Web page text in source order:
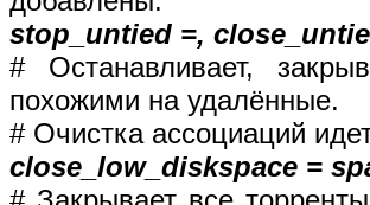
stop_untied =,
# Останавливает,
похожими на удалённые.
# Очистка ассоциаций
close_low_diskspace =